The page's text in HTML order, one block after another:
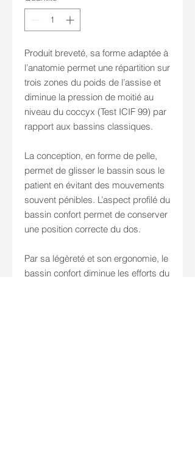
Produit breveté, sa forme adaptée à
l’anatomie permet une répartition sur
trois zones du poids de l’assise et
diminue la pression de moitié au
niveau du coccyx (Test ICIF 99) par
rapport aux bassins classiques.
La conception, en forme de pelle,
permet de glisser le bassin sous le
patient en évitant des mouvements
souvent pénibles. L’aspect profilé du
bassin confort permet de conserver
une position correcte du dos.
Par sa légèreté et son ergonomie, le
bassin confort diminue les efforts du